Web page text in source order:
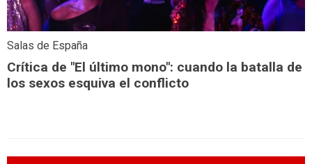
Salas de España
Crítica de "El último mono": cuando la batalla de
los sexos esquiva el conflicto